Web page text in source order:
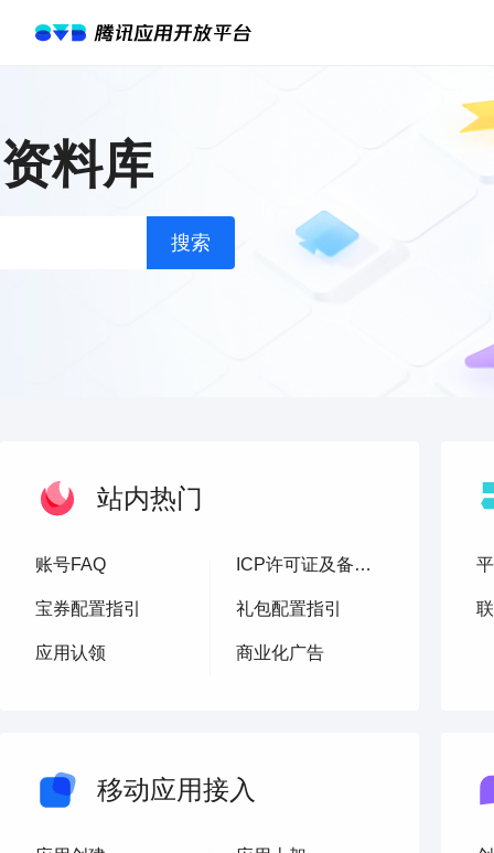
料库
搜索
站内热门
账号FAQ ICP许可证及备案流程
宝券配置指引 礼包配置指引
应用认领 商业化广告
移动应用接入